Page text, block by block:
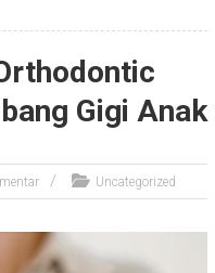
Gigi Anak
Uncategorized